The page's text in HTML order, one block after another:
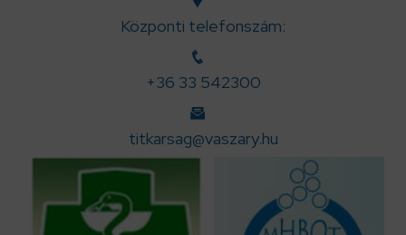
Központi telefonszám:
+36 33 542300
titkarsag@vaszary.hu